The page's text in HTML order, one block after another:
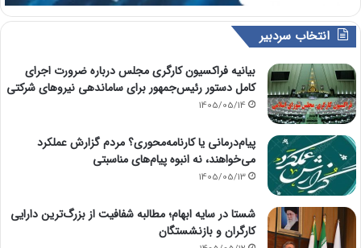
انتخاب سردبیر
بیانیه فراکسیون کارگری مجلس درباره ضرورت اجرای
کامل دستور رئیس‌جمهور برای ساماندهی نیروهای شرکتی
1405/05/14
پیام‌درمانی یا کارنامه‌محوری؟ مردم گزارش عملکرد
می‌خواهند، نه انبوه پیام‌های مناسبتی
1405/05/13
شستا در سایه ابهام؛ مطالبه شفافیت از بزرگ‌ترین دارایی
کارگران و بازنشستگان